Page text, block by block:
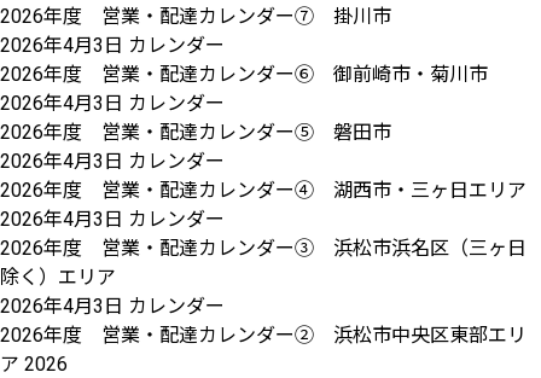
2026年度 営業・配達カレンダー⑦ 掛川市
2026年4月3日 カレンダー
2026年度 営業・配達カレンダー⑥ 御前崎市・菊川市
2026年4月3日 カレンダー
2026年度 営業・配達カレンダー⑤ 磐田市
2026年4月3日 カレンダー
2026年度 営業・配達カレンダー④ 湖西市・三ヶ日エリア
2026年4月3日 カレンダー
2026年度 営業・配達カレンダー③ 浜松市浜名区（三ヶ日
除く）エリア
2026年4月3日 カレンダー
2026年度 営業・配達カレンダー② 浜松市中央区東部エリ
ア 2026